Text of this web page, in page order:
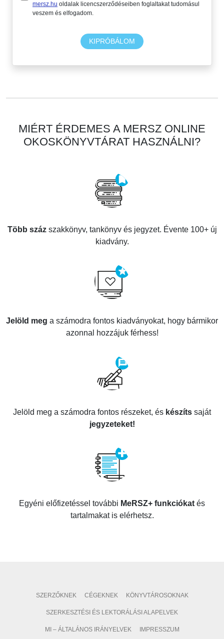
mersz.hu oldalak licencszerződéseiben foglaltakat tudomásul
veszem és elfogadom.
KIPRÓBÁLOM
MIÉRT ÉRDEMES A MERSZ ONLINE
OKOSKÖNYVTÁRAT HASZNÁLNI?
Több százszakkönyv, tankönyv és jegyzet. Évente 100+ új
kiadvány.
Jelöld meg a számodra fontos kiadványokat, hogy bármikor
azonnal hozzájuk férhess!
Jelöld meg a számodra fontos részeket, és készíts saját
jegyzeteket!
Egyéni előfizetéssel további MeRSZ+ funkciókat és
tartalmakat is elérhetsz.
SZERZŐKNEK CÉGEKNEK KÖNYVTÁROSOKNAK
SZERKESZTÉSI ÉS LEKTORÁLÁSI ALAPELVEK
MI – ÁLTALÁNOS IRÁNYELVEK IMPRESSZUM